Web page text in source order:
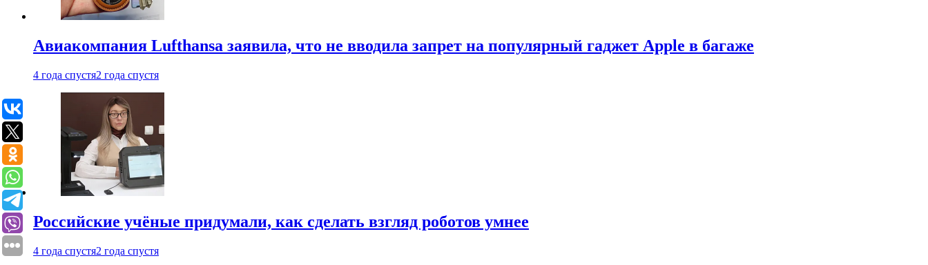
Авиакомпания Lufthansa заявила, что не вводила запрет на популярный гаджет Apple в багаже
4 года спустя2 года спустя
Российские учёные придумали, как сделать взгляд роботов умнее
4 года спустя2 года спустя